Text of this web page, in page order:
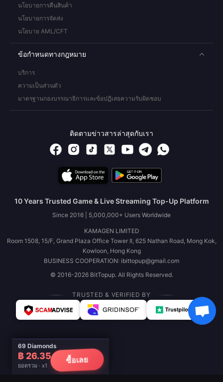
69 Diamonds
฿ 26.35
ยอดรวม · x1
ซื้อเลย
นโยบายการคืนสินค้า
นโยบายการจัดส่ง
นโยบาย AML/CFT
ข้อกำหนดทางกฎหมาย
บริการ
ความเป็นส่วนตัว
มาตรฐานกองบรรณาธิการและข้อปฏิเสธความรับผิดชอบ
ติดตามข่าวสารล่าสุดกับเรา
10 Years Trusted Game & Live Streaming Top-Up Platform
Since 2016 | 5,000,000+ Users Worldwide
KAMAGEN LIMITED
Room 1508, 15/F, Grand Plaza Office Tower II, 625 Nathan Road, Mong Kok,
Kowloon, Hong Kong
BUSINESS COOPERATION: ibittopup@gmail.com
© 2016-2026 BitTopup. All Rights Reserved.
TRUSTED & VERIFIED BY